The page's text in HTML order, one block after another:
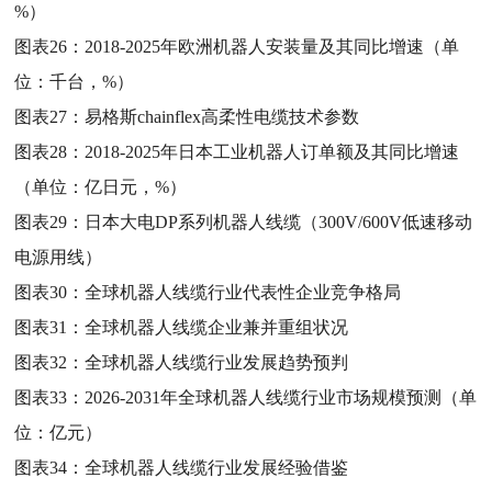
%）
图表26： 2018-2025年欧洲机器人安装量及其同比增速（单
位：千台，%）
图表27：易格斯chainflex高柔性电缆技术参数
图表28： 2018-2025年日本工业机器人订单额及其同比增速
（单位：亿日元，%）
图表29： 日本大电DP系列机器人线缆（300V/600V低速移动
电源用线）
图表30：全球机器人线缆行业代表性企业竞争格局
图表31：全球机器人线缆企业兼并重组状况
图表32：全球机器人线缆行业发展趋势预判
图表33： 2026-2031年全球机器人线缆行业市场规模预测（单
位：亿元）
图表34：全球机器人线缆行业发展经验借鉴